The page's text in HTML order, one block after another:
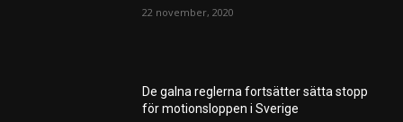
22 november, 2020
De galna reglerna fortsätter sätta stopp
för motionsloppen i Sverige